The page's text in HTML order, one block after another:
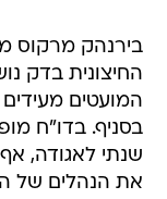
בירנהק מרקוס
החיצונית בדק
המועטים
בסניף. בדו"ח
שנתי לאגודה,
את הנהלים של